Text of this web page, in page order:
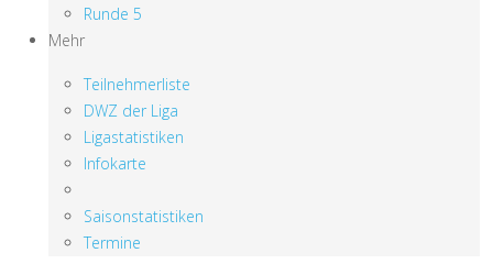
Runde 5
Mehr
Teilnehmerliste
DWZ der Liga
Ligastatistiken
Infokarte
Saisonstatistiken
Termine